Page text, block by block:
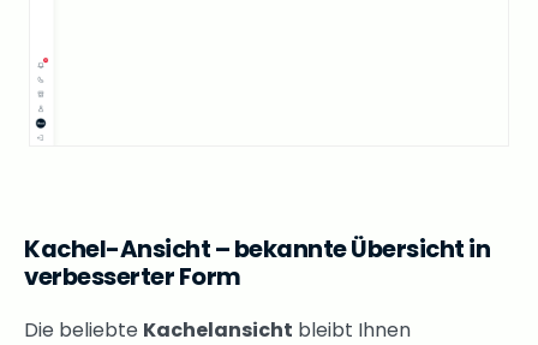
Kachel-Ansicht – bekannte Übersicht in
verbesserter Form
Die beliebte Kachelansicht bleibt Ihnen